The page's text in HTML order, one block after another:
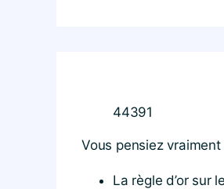
44391
Vous pensiez
La règle d’or sur